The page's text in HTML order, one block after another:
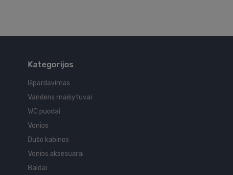
Kategorijos
Išpardavimas
Vandens maišytuvai
WC puodai
Vonios
Dušo kabinos
Vonios aksesuarai
Baldai